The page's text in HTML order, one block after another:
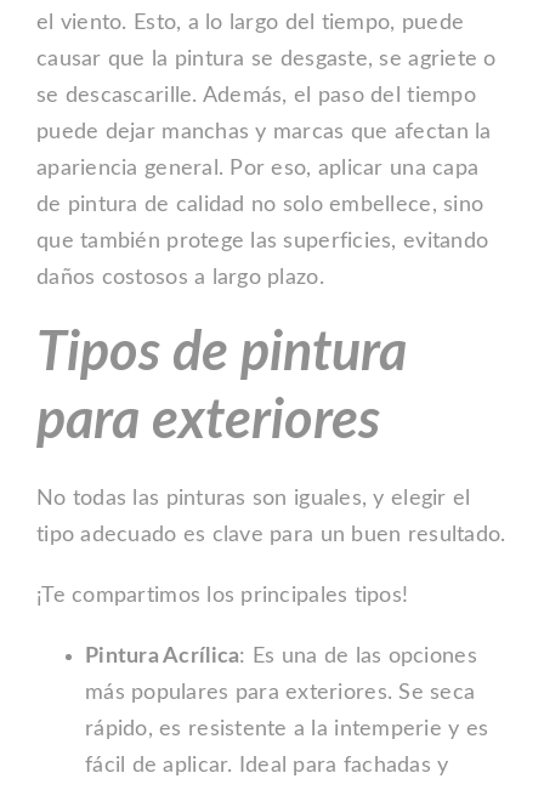
el viento. Esto, a lo largo del tiempo, puede
causar que la pintura se desgaste, se agriete o
se descascarille. Además, el paso del tiempo
puede dejar manchas y marcas que afectan la
apariencia general. Por eso, aplicar una capa
de pintura de calidad no solo embellece, sino
que también protege las superficies, evitando
daños costosos a largo plazo.
Tipos de pintura
para exteriores
No todas las pinturas son iguales, y elegir el
tipo adecuado es clave para un buen resultado.
¡Te compartimos los principales tipos!
Pintura Acrílica: Es una de las opciones
más populares para exteriores. Se seca
rápido, es resistente a la intemperie y es
fácil de aplicar. Ideal para fachadas y